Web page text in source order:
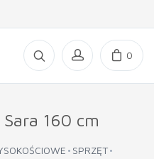
0
160 cm
SPRZĘT